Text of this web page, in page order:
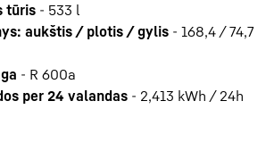
tūris - 533 l
aukštis / plotis / gylis - 168,4 / 74,7
- R 600a
per 24 valandas - 2,413 kWh / 24h